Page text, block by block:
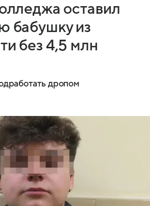
оставил
бабушку из
без 4,5 млн
дропом